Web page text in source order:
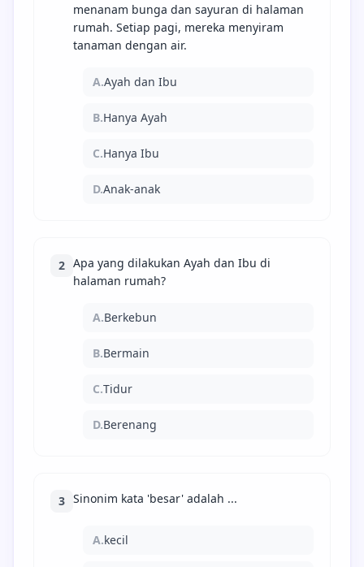
menanam bunga dan sayuran di halaman
rumah. Setiap pagi, mereka menyiram
tanaman dengan air.
A.Ayah dan Ibu
B.Hanya Ayah
C.Hanya Ibu
D.Anak-anak
2 Apa yang dilakukan Ayah dan Ibu di
halaman rumah?
A.Berkebun
B.Bermain
C.Tidur
D.Berenang
3 Sinonim kata 'besar' adalah ...
A.kecil